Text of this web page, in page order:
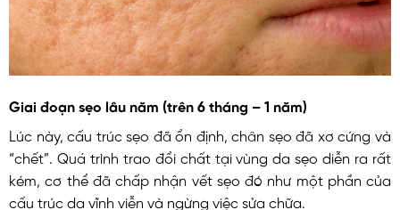
Giai đoạn sẹo lâu năm (trên 6 tháng – 1 năm)
Lúc này, cấu trúc sẹo đã ổn định, chân sẹo đã xơ cứng và
“chết”. Quá trình trao đổi chất tại vùng da sẹo diễn ra rất
kém, cơ thể đã chấp nhận vết sẹo đó như một phần của
cấu trúc da vĩnh viễn và ngừng việc sửa chữa.